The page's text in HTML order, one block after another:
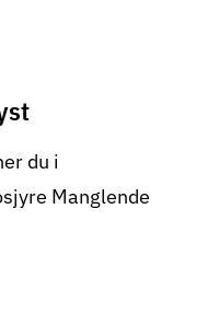
du i
Manglende